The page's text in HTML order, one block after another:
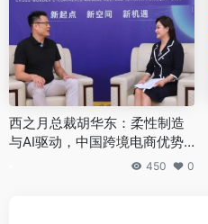
西之月总裁胡华东：柔性制造
与AI驱动，中国跨境电商优势
450 0